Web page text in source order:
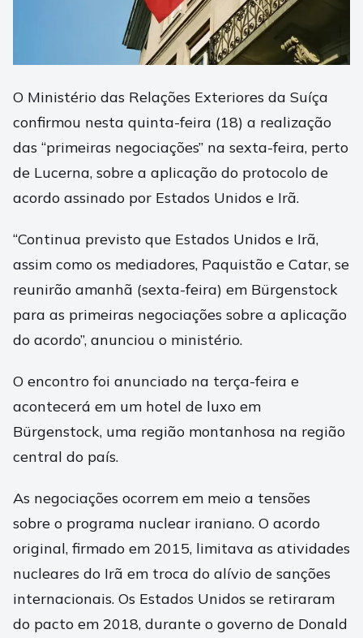
O Ministério das Relações Exteriores da Suíça
confirmou nesta quinta-feira (18) a realização
das “primeiras negociações” na sexta-feira, perto
de Lucerna, sobre a aplicação do protocolo de
acordo assinado por Estados Unidos e Irã.
“Continua previsto que Estados Unidos e Irã,
assim como os mediadores, Paquistão e Catar, se
reunirão amanhã (sexta-feira) em Bürgenstock
para as primeiras negociações sobre a aplicação
do acordo”, anunciou o ministério.
O encontro foi anunciado na terça-feira e
acontecerá em um hotel de luxo em
Bürgenstock, uma região montanhosa na região
central do país.
As negociações ocorrem em meio a tensões
sobre o programa nuclear iraniano. O acordo
original, firmado em 2015, limitava as atividades
nucleares do Irã em troca do alívio de sanções
internacionais. Os Estados Unidos se retiraram
do pacto em 2018, durante o governo de Donald